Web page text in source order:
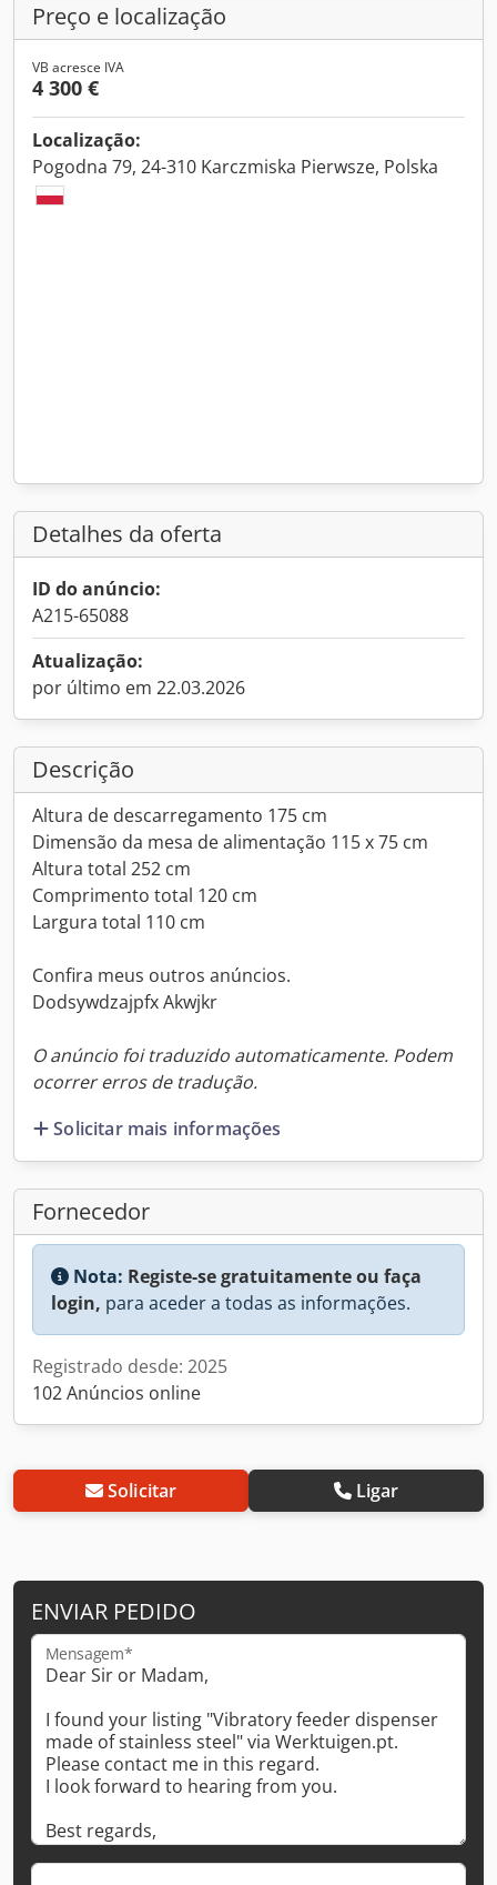
Preço e localização
VB acresce IVA
4 300 €
Localização:
Pogodna 79, 24-310 Karczmiska Pierwsze, Polska
Detalhes da oferta
ID do anúncio:
A215-65088
Atualização:
por último em 22.03.2026
Descrição
Altura de descarregamento 175 cm
Dimensão da mesa de alimentação 115 x 75 cm
Altura total 252 cm
Comprimento total 120 cm
Largura total 110 cm
Confira meus outros anúncios.
Dodsywdzajpfx Akwjkr
O anúncio foi traduzido automaticamente. Podem
ocorrer erros de tradução.
Solicitar mais informações
Fornecedor
Nota: Registe-se gratuitamente ou faça
login, para aceder a todas as informações.
Registrado desde: 2025
102 Anúncios online
Solicitar Ligar
ENVIAR PEDIDO
Mensagem*